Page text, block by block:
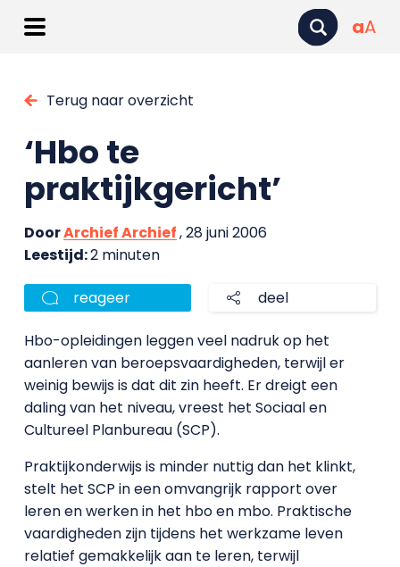
aA
Terug naar overzicht
‘Hbo te
praktijkgericht’
DoorArchief Archief, 28 juni 2006
Leestijd:2 minuten
reageer deel
Hbo-opleidingen leggen veel nadruk op het
aanleren van beroepsvaardigheden, terwijl er
weinig bewijs is dat dit zin heeft. Er dreigt een
daling van het niveau, vreest het Sociaal en
Cultureel Planbureau (SCP).
Praktijkonderwijs is minder nuttig dan het klinkt,
stelt het SCP in een omvangrijk rapport over
leren en werken in het hbo en mbo. Praktische
vaardigheden zijn tijdens het werkzame leven
relatief gemakkelijk aan te leren, terwijl